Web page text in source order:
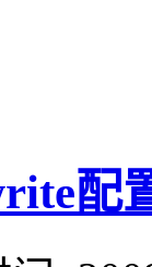
配